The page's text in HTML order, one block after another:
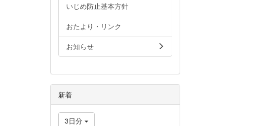
いじめ防止基本方針
おたより・リンク
お知らせ
新着
3日分